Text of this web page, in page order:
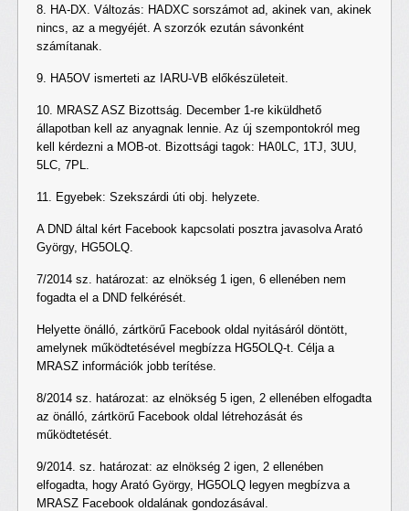
8. HA-DX. Változás: HADXC sorszámot ad, akinek van, akinek
nincs, az a megyéjét. A szorzók ezután sávonként
számítanak.
9. HA5OV ismerteti az IARU-VB előkészületeit.
10. MRASZ ASZ Bizottság. December 1-re kiküldhető
állapotban kell az anyagnak lennie. Az új szempontokról meg
kell kérdezni a MOB-ot. Bizottsági tagok: HA0LC, 1TJ, 3UU,
5LC, 7PL.
11. Egyebek: Szekszárdi úti obj. helyzete.
A DND által kért Facebook kapcsolati posztra javasolva Arató
György, HG5OLQ.
7/2014 sz. határozat: az elnökség 1 igen, 6 ellenében nem
fogadta el a DND felkérését.
Helyette önálló, zártkörű Facebook oldal nyitásáról döntött,
amelynek működtetésével megbízza HG5OLQ-t. Célja a
MRASZ információk jobb terítése.
8/2014 sz. határozat: az elnökség 5 igen, 2 ellenében elfogadta
az önálló, zártkörű Facebook oldal létrehozását és
működtetését.
9/2014. sz. határozat: az elnökség 2 igen, 2 ellenében
elfogadta, hogy Arató György, HG5OLQ legyen megbízva a
MRASZ Facebook oldalának gondozásával.